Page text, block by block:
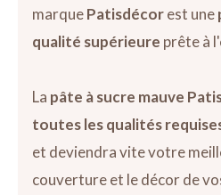
marquePatisdécorest une
qualité supérieure prête à
La pâte à sucre mauve
toutes les qualités
et deviendra vite votre
couverture et le décor de